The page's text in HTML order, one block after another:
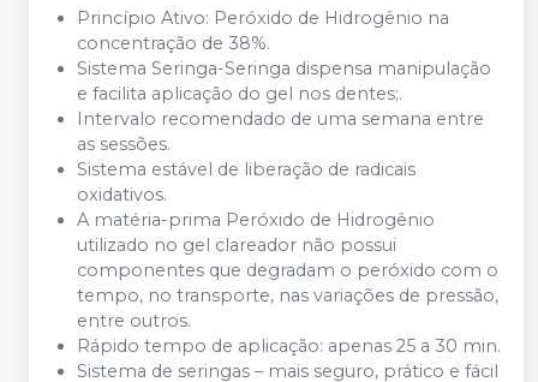
Princípio Ativo: Peróxido de Hidrogênio na
concentração de 38%.
Sistema Seringa-Seringa dispensa manipulação
e facilita aplicação do gel nos dentes;.
Intervalo recomendado de uma semana entre
as sessões.
Sistema estável de liberação de radicais
oxidativos.
A matéria-prima Peróxido de Hidrogênio
utilizado no gel clareador não possui
componentes que degradam o peróxido com o
tempo, no transporte, nas variações de pressão,
entre outros.
Rápido tempo de aplicação: apenas 25 a 30 min.
Sistema de seringas – mais seguro, prático e fácil